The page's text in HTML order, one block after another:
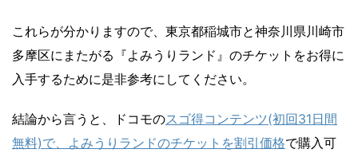
これらが分かりますので、東京都稲城市と神奈川県川崎市
多摩区にまたがる『よみうりランド』のチケットをお得に
入手するために是非参考にしてください。
結論から言うと、ドコモのスゴ得コンテンツ(初回31日間
無料)で、よみうりランドのチケットを割引価格で購入可